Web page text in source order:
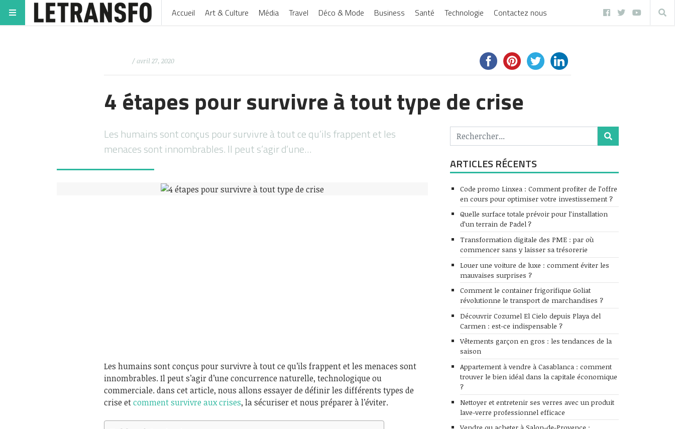
Accueil Art & Culture Média Travel Déco & Mode Business Santé Technologie Contactez nous
/ avril 27, 2020
4 étapes pour survivre à tout type de crise
Les humains sont conçus pour survivre à tout ce qu’ils frappent et les
menaces sont innombrables. Il peut s’agir d’une…
Les humains sont conçus pour survivre à tout ce qu’ils frappent et les menaces sont
innombrables. Il peut s’agir d’une concurrence naturelle, technologique ou
commerciale. dans cet article, nous allons essayer de définir les différents types de
crise etcomment survivre aux crises, la sécuriser et nous préparer à l’éviter.
ARTICLES RÉCENTS
Code promo Linxea : Comment profiter de l’offre
en cours pour optimiser votre investissement ?
Quelle surface totale prévoir pour l’installation
d’un terrain de Padel ?
Transformation digitale des PME : par où
commencer sans y laisser sa trésorerie
Louer une voiture de luxe : comment éviter les
mauvaises surprises ?
Comment le container frigorifique Goliat
révolutionne le transport de marchandises ?
Découvrir Cozumel El Cielo depuis Playa del
Carmen : est-ce indispensable ?
Vêtements garçon en gros : les tendances de la
saison
Appartement à vendre à Casablanca : comment
trouver le bien idéal dans la capitale économique
?
Nettoyer et entretenir ses verres avec un produit
lave-verre professionnel efficace